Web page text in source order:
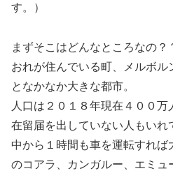
す。）
まずそこはどんなところなの？
おれが住んでいる町、メルボル
となかなか大きな都市。
人口は２０１８年現在４００
在留届を出していない人もい
中から１時間も車を運転すれ
のコアラ、カンガルー、エミュ